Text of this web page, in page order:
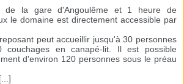
de la gare d'Angoulême et 1 heure de
le domaine est directement accessible par
peut accueillir jusqu'à 30 personnes
couchages en canapé-lit. Il est possible
d'environ 120 personnes sous le préau